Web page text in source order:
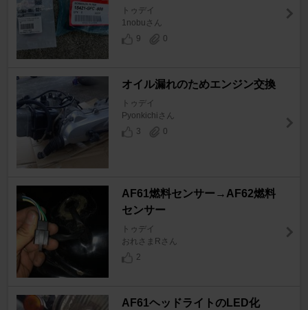
トゥデイ
1nobuさん
9
0
オイル漏れのためエンジン交換
トゥデイ
Pyonkichiさん
3
0
AF61燃料センサー→AF62燃料
センサー
トゥデイ
おれさまRさん
2
AF61ヘッドライトのLED化